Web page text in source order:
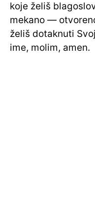
koje želiš
mekano —
želiš dotaknuti
ime, molim, amen.